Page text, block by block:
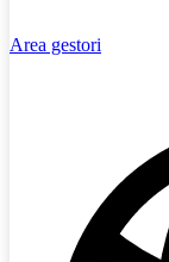
Area gestori